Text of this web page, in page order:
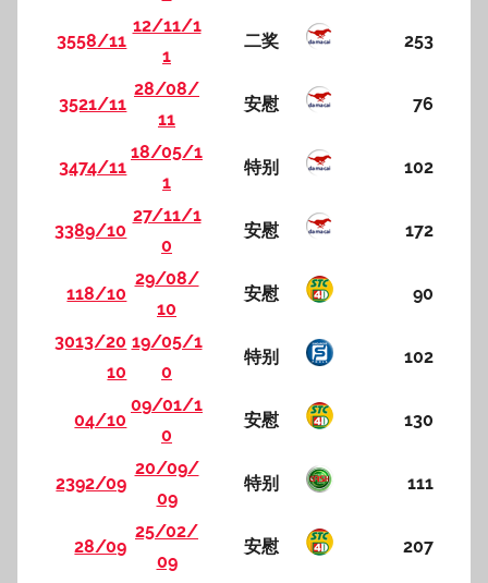
3558/11
12/11/1
1
二奖 253
3521/11
28/08/
11
安慰 76
3474/11
18/05/1
1
特别 102
3389/10
27/11/1
0
安慰 172
118/10
29/08/
10
安慰 90
3013/20
10
19/05/1
0
特别 102
04/10
09/01/1
0
安慰 130
2392/09
20/09/
09
特别 111
28/09
25/02/
09
安慰 207